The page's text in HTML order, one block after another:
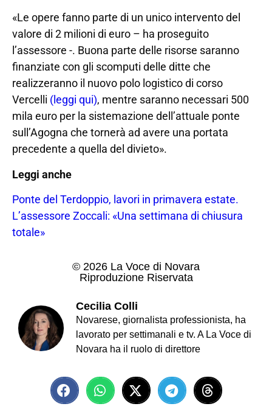
«Le opere fanno parte di un unico intervento del
valore di 2 milioni di euro – ha proseguito
l’assessore -. Buona parte delle risorse saranno
finanziate con gli scomputi delle ditte che
realizzeranno il nuovo polo logistico di corso
Vercelli (leggi qui), mentre saranno necessari 500
mila euro per la sistemazione dell’attuale ponte
sull’Agogna che tornerà ad avere una portata
precedente a quella del divieto».
Leggi anche
Ponte del Terdoppio, lavori in primavera estate.
L’assessore Zoccali: «Una settimana di chiusura
totale»
© 2026 La Voce di Novara
Riproduzione Riservata
Cecilia Colli
Novarese, giornalista professionista, ha
lavorato per settimanali e tv. A La Voce di
Novara ha il ruolo di direttore